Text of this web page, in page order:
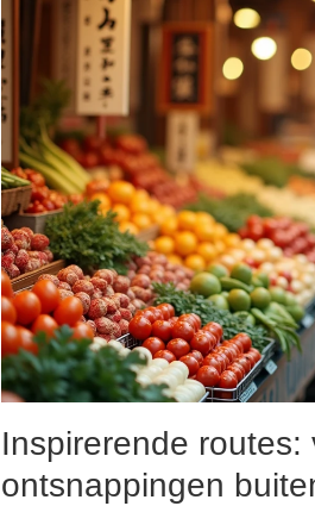
Inspirerende
ontsnappingen